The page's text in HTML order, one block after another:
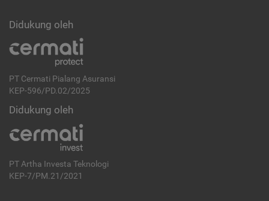
Didukung oleh
PT Cermati Pialang Asuransi
KEP-596/PD.02/2025
Didukung oleh
PT Artha Investa Teknologi
KEP-7/PM.21/2021